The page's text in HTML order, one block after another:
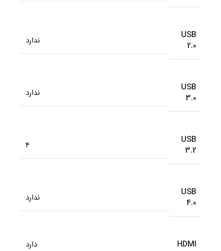
USB
2.0
ندارد
USB
3.0
ندارد
USB
3.2
4
USB
4.0
ندارد
HDMI دارد